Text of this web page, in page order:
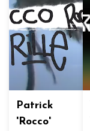
Patrick
'Rocco'